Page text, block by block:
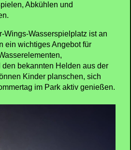
2 3 4 5 6
Highlights zählen unter
Wickie Splash, Maja’s
Rescue, die Tanzenden